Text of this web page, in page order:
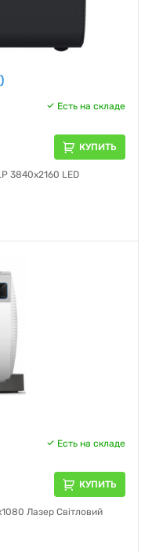
Есть на складе
КУПИТЬ
3840х2160 LED
Есть на складе
КУПИТЬ
Лазер Світловий